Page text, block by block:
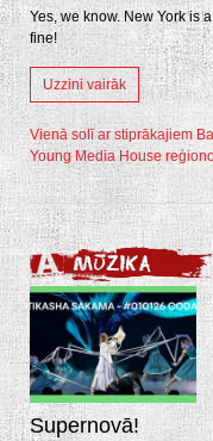
Yes, we know. New York is
fine!
Uzzini vairāk
Vienā solī ar stiprākajiem
Young Media House
Supernovā!